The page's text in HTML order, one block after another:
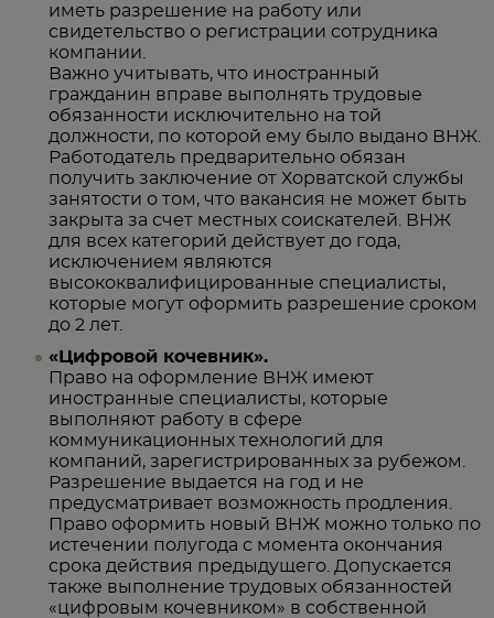
иметь разрешение на работу или
свидетельство о регистрации сотрудника
компании.
Важно учитывать, что иностранный
гражданин вправе выполнять трудовые
обязанности исключительно на той
должности, по которой ему было выдано ВНЖ.
Работодатель предварительно обязан
получить заключение от Хорватской службы
занятости о том, что вакансия не может быть
закрыта за счет местных соискателей. ВНЖ
для всех категорий действует до года,
исключением являются
высококвалифицированные специалисты,
которые могут оформить разрешение сроком
до 2 лет.
«Цифровой кочевник».
Право на оформление ВНЖ имеют
иностранные специалисты, которые
выполняют работу в сфере
коммуникационных технологий для
компаний, зарегистрированных за рубежом.
Разрешение выдается на год и не
предусматривает возможность продления.
Право оформить новый ВНЖ можно только по
истечении полугода с момента окончания
срока действия предыдущего. Допускается
также выполнение трудовых обязанностей
«цифровым кочевником» в собственной